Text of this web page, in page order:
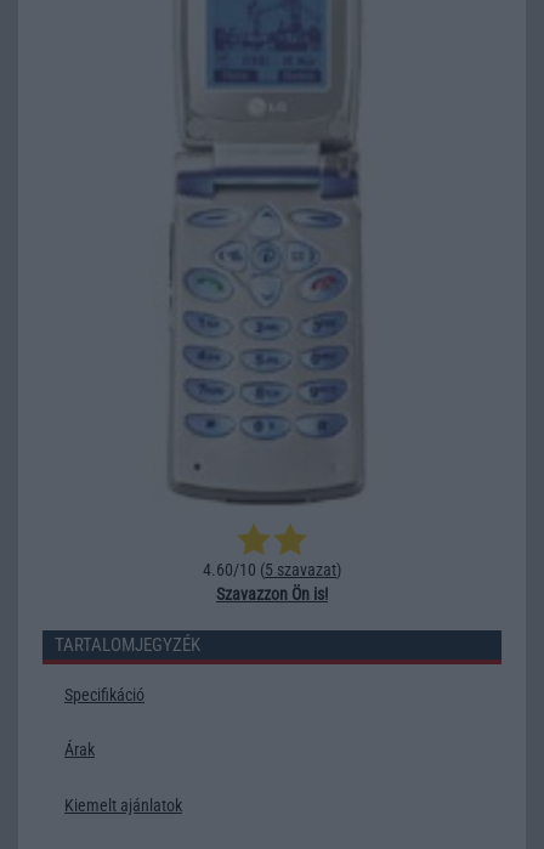
4.60/10 (5 szavazat)
Szavazzon Ön is!
TARTALOMJEGYZÉK
Specifikáció
Árak
Kiemelt ajánlatok